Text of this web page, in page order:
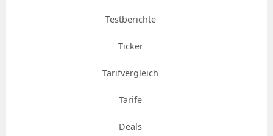
Testberichte
Ticker
Tarifvergleich
Tarife
Deals